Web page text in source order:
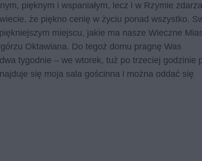
pięknym i wspaniałym, lecz i w Rzymie
że piękno cenię w życiu ponad wszystko.
miejscu, jakie ma nasze Wieczne
Oktawiana. Do tegoż domu pragnę Was
tygodnie – we wtorek, tuż po trzeciej godzinie
się moja sala gościnna i można oddać się